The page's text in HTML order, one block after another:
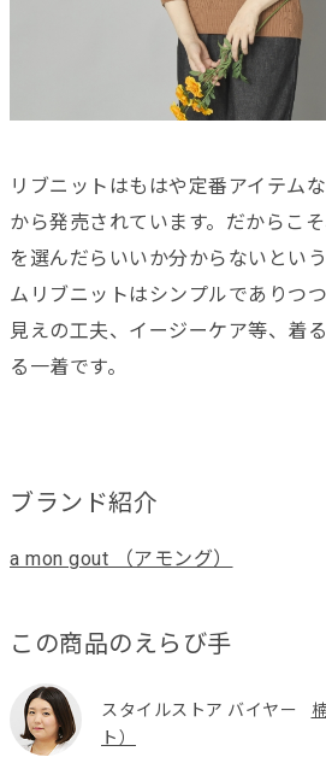
リブニットはもはや定番アイテム
から発売されています。だからこ
を選んだらいいか分からないとい
ムリブニットはシンプルでありつ
見えの工夫、イージーケア等、着
る一着です。
ブランド紹介
a mon gout （アモング）
この商品のえらび手
スタイルストア バイヤー
ト）